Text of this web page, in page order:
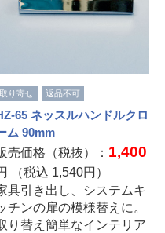
取り寄せ 返品不可
65 ネッスルハンドルクロ
ム 90mm
売価格（税抜）： 1,400
（税込 1,540円）
具引き出し、システムキ
チンの扉の模様替えに。
り替え簡単なインテリア